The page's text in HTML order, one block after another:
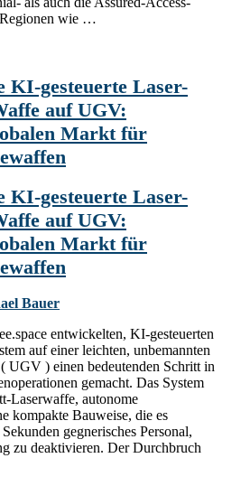
wie …
KI-gesteuerte Laser-
auf UGV:
Markt für
KI-gesteuerte Laser-
auf UGV:
Markt für
Bauer
entwickelten, KI-gesteuerten
auf einer leichten, unbemannten
UGV ) einen bedeutenden Schritt in
gemacht. Das System
Laserwaffe, autonome
kompakte Bauweise, die es
gegnerisches Personal,
zu deaktivieren. Der Durchbruch